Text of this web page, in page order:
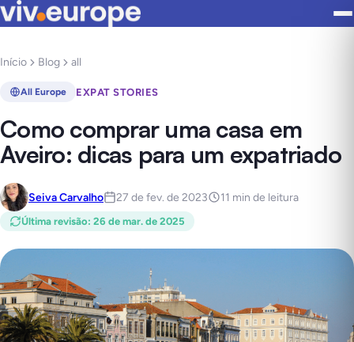
Início Blog all
All Europe EXPAT STORIES
Como comprar uma casa em
Aveiro: dicas para um expatriado
Seiva Carvalho 27 de fev. de 2023 11 min de leitura
Última revisão: 26 de mar. de 2025